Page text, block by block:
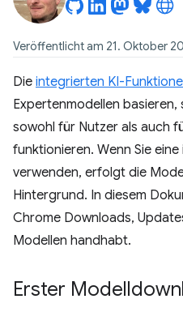
Veröffentlicht am 21. Oktober
Die integrierten KI-
Expertenmodellen
sowohl für Nutzer als auch
funktionieren. Wenn Sie
verwenden, erfolgt die
Hintergrund. In diesem
Chrome Downloads,
Modellen handhabt.
Erster